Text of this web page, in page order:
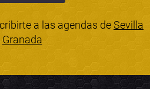
a las agendas deSevilla
Granada